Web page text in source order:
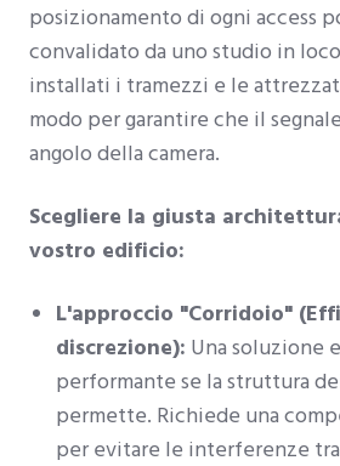
posizionamento di ogni access
convalidato da uno studio in
installati i tramezzi e le
modo per garantire che il
angolo della camera.
Scegliere la giusta
vostro edificio:
L'approccio "Corridoio"
discrezione): Una soluzione
performante se la struttura
permette. Richiede una
per evitare le interferenze